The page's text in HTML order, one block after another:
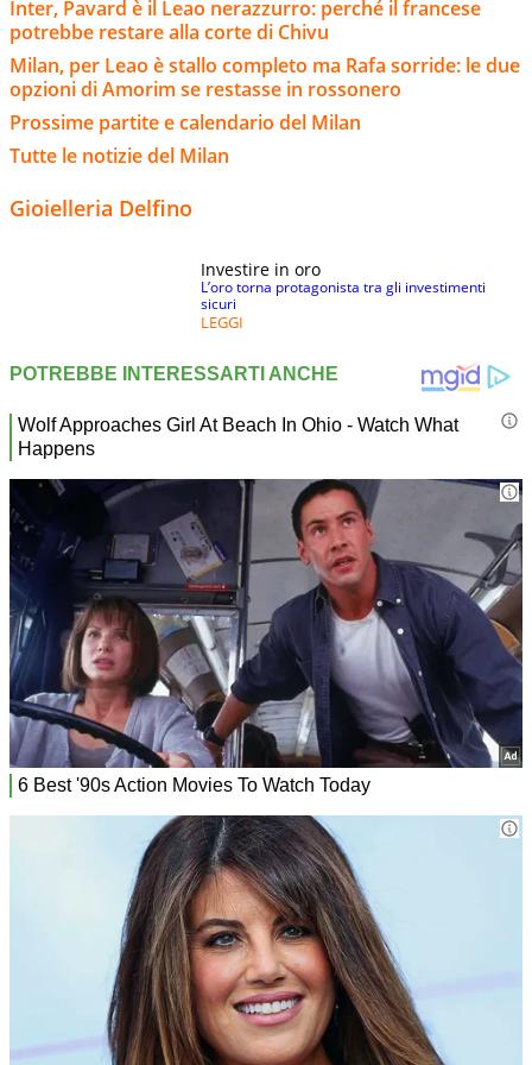
Inter, Pavard è il Leao nerazzurro: perché il francese
potrebbe restare alla corte di Chivu
Milan, per Leao è stallo completo ma Rafa sorride: le due
opzioni di Amorim se restasse in rossonero
Prossime partite e calendario del Milan
Tutte le notizie del Milan
Gioielleria Delfino
Investire in oro
L’oro torna protagonista tra gli investimenti
sicuri
LEGGI